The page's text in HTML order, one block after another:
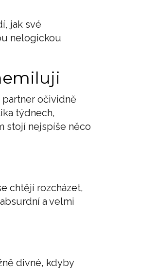
jak své
nelogickou
partner očividně
týdnech,
stojí nejspíše něco
chtějí rozcházet,
a velmi
divné, kdyby